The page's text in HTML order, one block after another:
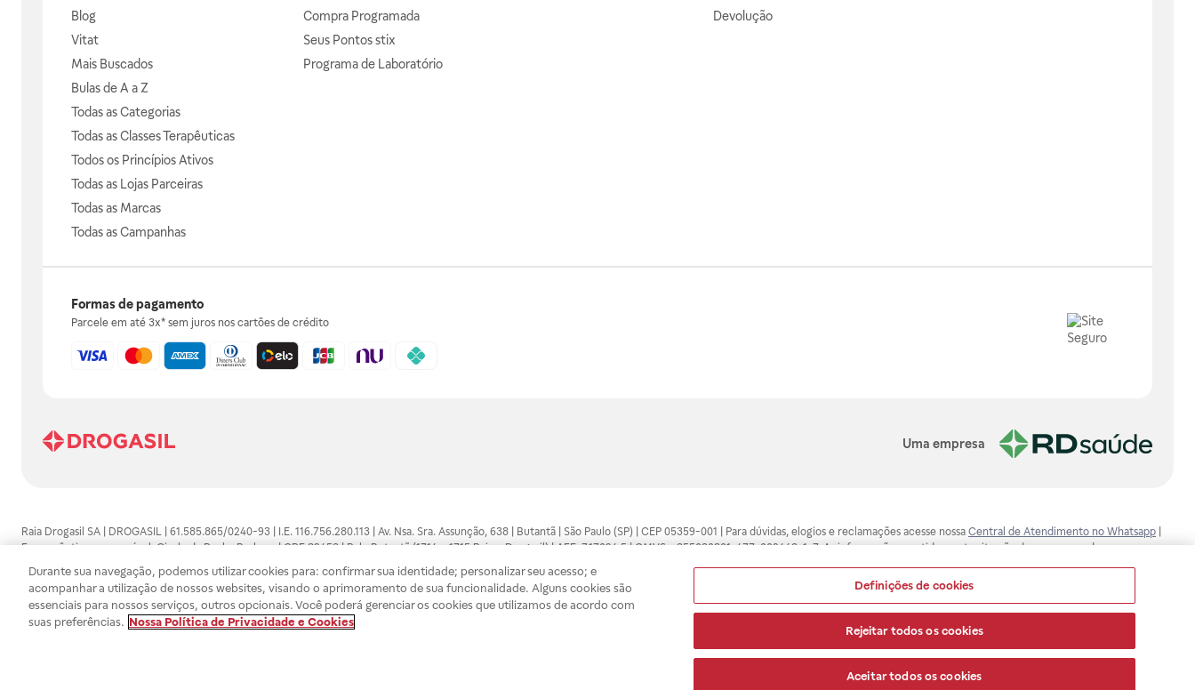
Blog
Vitat
Mais Buscados
Bulas de A a Z
Todas as Categorias
Todas as Classes Terapêuticas
Todos os Princípios Ativos
Todas as Lojas Parceiras
Todas as Marcas
Todas as Campanhas
Compra Programada
Seus Pontos stix
Programa de Laboratório
Devolução
Formas de pagamento
Parcele em até 3x* sem juros nos cartões de crédito
Uma empresa
Raia Drogasil SA | DROGASIL | 61.585.865/0240-93 | I.E. 116.756.280.113 | Av. Nsa. Sra. Assunção, 638 | Butantã | São Paulo (SP) | CEP 05359-001 | Para dúvidas, elogios e reclamações acesse nossa Central de Atendimento no Whatsapp
Farmacêutico responsável: Gisele da Penha Barbosa | CRF 89453 | Polo Butantã (1714 e 1715 Raia e Drogasil) | AFE: 7.17094.5 | CMVS - 355030801-477-002443-1-7. As informações contidas neste site não devem ser usadas para
automedicação e não substituem, em hipótese alguma, as orientações dadas pelo profissional da área médica. Somente o médico está apto a diagnosticar qualquer problema de saúde e prescrever o tratamento adequado. Ao
persistirem os sintomas, um médico deverá ser consultado. Os preços e promoções divulgados no site são válidos apenas para compras feitas pela internet. Maiores esclarecimentos, consultar o site: www.anvisa.gov.br. A Raia Drogasil
SA trabalha com as tecnologias mais avançadas de proteção de dados, para que você possa realizar suas compras com tranquilidade. A privacidade e a segurança dos clientes são compromissos da Raia Drogasil SA. Todos os pedidos
efetuados estão sujeitos à confirmação da disponibilidade de produto em nosso estoque.
Durante sua navegação, podemos utilizar cookies para: confirmar sua identidade; personalizar seu acesso; e
acompanhar a utilização de nossos websites, visando o aprimoramento de sua funcionalidade. Alguns cookies são
essenciais para nossos serviços, outros opcionais. Você poderá gerenciar os cookies que utilizamos de acordo com
suas preferências. Nossa Política de Privacidade e Cookies
Definições de cookies
Rejeitar todos os cookies
Aceitar todos os cookies